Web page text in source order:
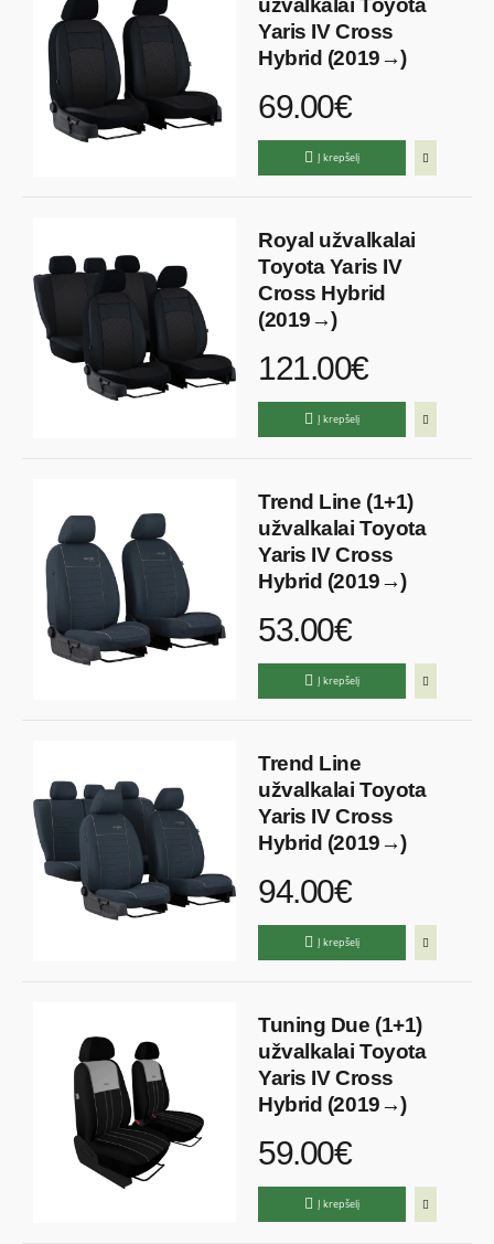
užvalkalai Toyota
Yaris IV Cross
Hybrid (2019→)
69.00€
Į krepšelį
Royal užvalkalai
Toyota Yaris IV
Cross Hybrid
(2019→)
121.00€
Į krepšelį
Trend Line (1+1)
užvalkalai Toyota
Yaris IV Cross
Hybrid (2019→)
53.00€
Į krepšelį
Trend Line
užvalkalai Toyota
Yaris IV Cross
Hybrid (2019→)
94.00€
Į krepšelį
Tuning Due (1+1)
užvalkalai Toyota
Yaris IV Cross
Hybrid (2019→)
59.00€
Į krepšelį